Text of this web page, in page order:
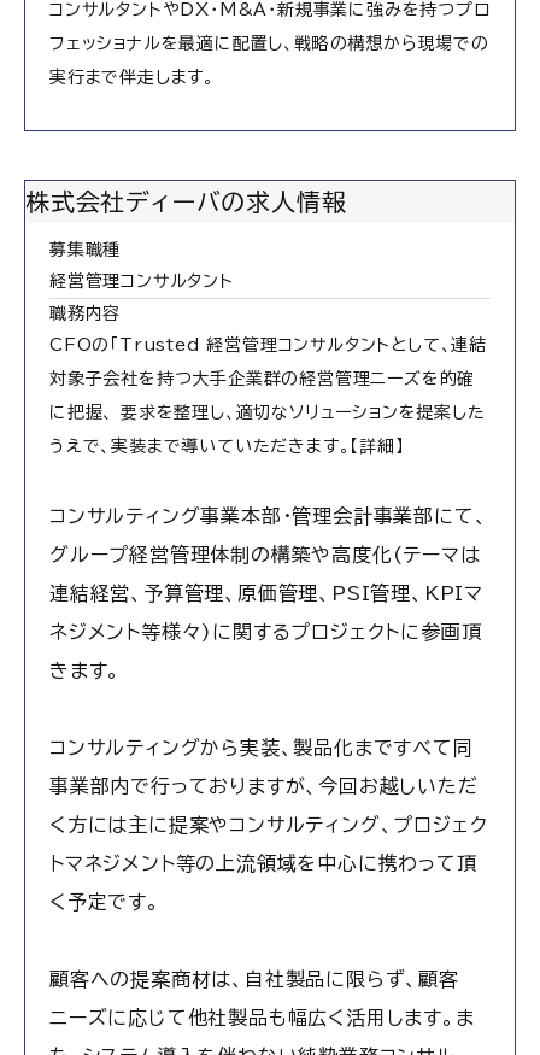
コンサルタントやDX・M&A・新規事業に強みを持つプロ
フェッショナルを最適に配置し、戦略の構想から現場での
実行まで伴走します。
株式会社ディーバの求人情報
募集職種
経営管理コンサルタント
職務内容
CFOの「Trusted 経営管理コンサルタントとして、連結
対象子会社を持つ大手企業群の経営管理ニーズを的確
に把握、 要求を整理し、適切なソリューションを提案した
うえで、実装まで導いていただきます。【詳細】
コンサルティング事業本部・管理会計事業部にて、
グループ経営管理体制の構築や高度化(テーマは
連結経営、予算管理、原価管理、PSI管理、KPIマ
ネジメント等様々)に関するプロジェクトに参画頂
きます。
コンサルティングから実装、製品化まですべて同
事業部内で行っておりますが、今回お越しいただ
く方には主に提案やコンサルティング、プロジェク
トマネジメント等の上流領域を中心に携わって頂
く予定です。
顧客への提案商材は、自社製品に限らず、顧客
ニーズに応じて他社製品も幅広く活用します。ま